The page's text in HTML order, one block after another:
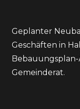
Geplanter
Geschäften in
Gemeinderat.